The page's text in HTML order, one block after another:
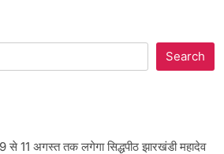
Search
से 11 अगस्त तक लगेगा सिद्धपीठ झारखंडी महादेव